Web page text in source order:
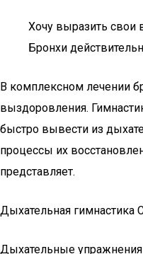
Хочу выразить свои
Бронхи
В комплексном лечении
выздоровления.
быстро вывести из
процессы их
представляет.
Дыхательная гимнастика
Дыхательные упражнения